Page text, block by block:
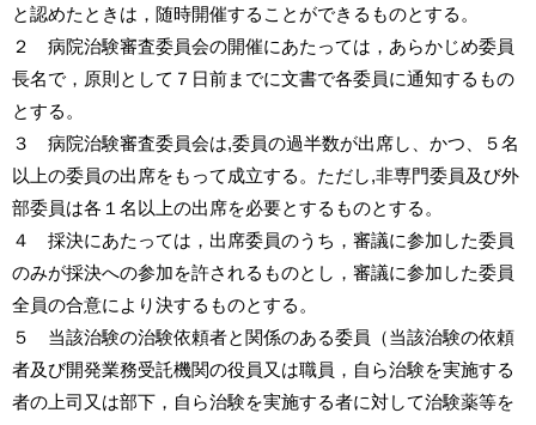
と認めたときは，随時開催することができるものとする。
２ 病院治験審査委員会の開催にあたっては，あらかじめ委員
長名で，原則として７日前までに文書で各委員に通知するもの
とする。
３ 病院治験審査委員会は,委員の過半数が出席し、かつ、５名
以上の委員の出席をもって成立する。ただし,非専門委員及び外
部委員は各１名以上の出席を必要とするものとする。
４ 採決にあたっては，出席委員のうち，審議に参加した委員
のみが採決への参加を許されるものとし，審議に参加した委員
全員の合意により決するものとする。
５ 当該治験の治験依頼者と関係のある委員（当該治験の依頼
者及び開発業務受託機関の役員又は職員，自ら治験を実施する
者の上司又は部下，自ら治験を実施する者に対して治験薬等を